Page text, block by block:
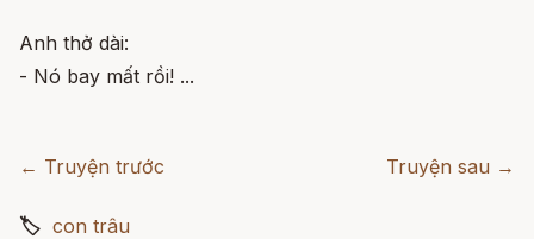
Anh thở dài:
- Nó bay mất rồi! ...
← Truyện trước Truyện sau →
🏷 con trâu